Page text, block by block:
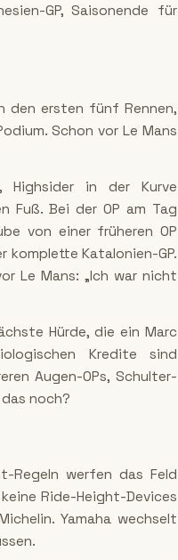
GP, Saisonende für
den ersten fünf Rennen,
Schon vor Le Mans
in der Kurve
Fuß. Bei der OP am Tag
von einer früheren OP
komplette Katalonien-GP.
Le Mans: „Ich war nicht
Hürde, die ein Marc
Kredite sind
Augen-OPs, Schulter-
noch?
Regeln werfen das Feld
Ride-Height-Devices
Yamaha wechselt